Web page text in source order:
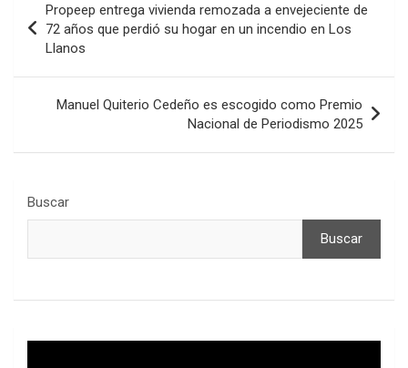
de
entradas
Propeep entrega vivienda remozada a envejeciente de
72 años que perdió su hogar en un incendio en Los
Llanos
Manuel Quiterio Cedeño es escogido como Premio
Nacional de Periodismo 2025
Buscar
Buscar